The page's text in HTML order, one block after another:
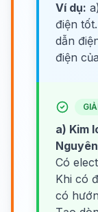
Ví dụ:
điện
dẫn
điện
a) Kim
Có
Khi có
có